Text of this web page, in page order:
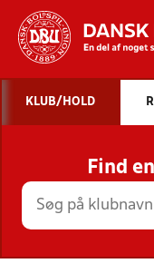
STILLINGER,
KLUB/HOLD
Find